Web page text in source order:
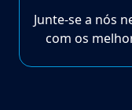
Junte-se a nós
com os